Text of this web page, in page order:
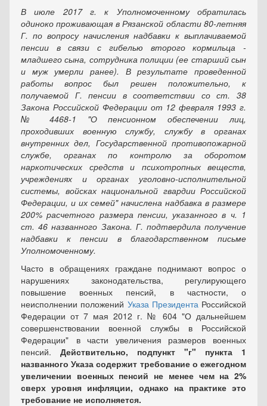
В июле 2017 г. к Уполномоченному обратилась
одиноко проживающая в Рязанской области 80-летняя
Г. по вопросу начисления надбавки к выплачиваемой
пенсии в связи с гибелью второго кормильца -
младшего сына, сотрудника полиции (ее старший сын
и муж умерли ранее). В результате проведенной
работы вопрос был решен положительно, к
получаемой Г. пенсии в соответствии со ст. 38
Закона Российской Федерации от 12 февраля 1993 г.
№ 4468-1 "О пенсионном обеспечении лиц,
проходивших военную службу, службу в органах
внутренних дел, Государственной противопожарной
службе, органах по контролю за оборотом
наркотических средств и психотропных веществ,
учреждениях и органах уголовно-исполнительной
системы, войсках национальной гвардии Российской
Федерации, и их семей" начислена надбавка в размере
200% расчетного размера пенсии, указанного в ч. 1
ст. 46 названного Закона. Г. подтвердила получение
надбавки к пенсии в благодарственном письме
Уполномоченному.
Часто в обращениях граждане поднимают вопрос о
нарушениях законодательства, регулирующего
повышение военных пенсий, в частности, о
неисполнении положений Указа ПрезидентаРоссийской
Федерации от 7 мая 2012 г. № 604 "О дальнейшем
совершенствовании военной службы в Российской
Федерации" в части увеличения размеров военных
пенсий. Действительно, подпункт "г" пункта 1
названного Указа содержит требование о ежегодном
увеличении военных пенсий не менее чем на 2%
сверх уровня инфляции, однако на практике это
требование не исполняется.